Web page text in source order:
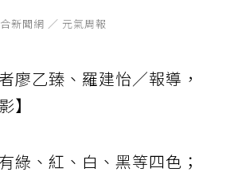
新聞網 ／ 元氣周報
廖乙臻、羅建怡／報導，
】
綠、紅、白、黑等四色；